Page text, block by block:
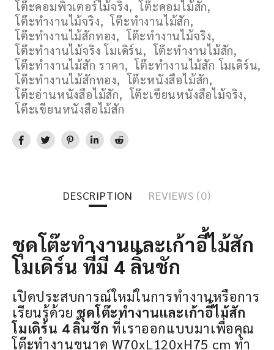
โต๊ะคอมพิวเตอร์ไม้จริง, โต๊ะคอมไม้สัก,
โต๊ะทำงานไม้จริง, โต๊ะทำงานไม้สัก,
โต๊ะทำงานไม้สักทอง, โต๊ะทํางานไม้จริง,
โต๊ะทํางานไม้จริง โมเดิร์น, โต๊ะทํางานไม้สัก,
โต๊ะทํางานไม้สัก ราคา, โต๊ะทํางานไม้สัก โมเดิร์น,
โต๊ะทํางานไม้สักทอง, โต๊ะหนังสือไม้สัก,
โต๊ะอ่านหนังสือไม้สัก, โต๊ะเขียนหนังสือไม้จริง,
โต๊ะเขียนหนังสือไม้สัก
DESCRIPTION REVIEWS (0)
ชุดโต๊ะทำงานและเก้าอี้ไม้สัก
โมเดิร์น ที่มี 4 ลิ้นชัก
เปิดประสบการณ์ใหม่ในการทำงานหรือการ
เรียนรู้ด้วย ชุดโต๊ะทำงานและเก้าอี้ไม้สัก
โมเดิร์น 4 ลิ้นชัก ที่เราออกแบบมาเพื่อคุณ
โต๊ะทำงานขนาด W70xL120xH75 cm ทำ